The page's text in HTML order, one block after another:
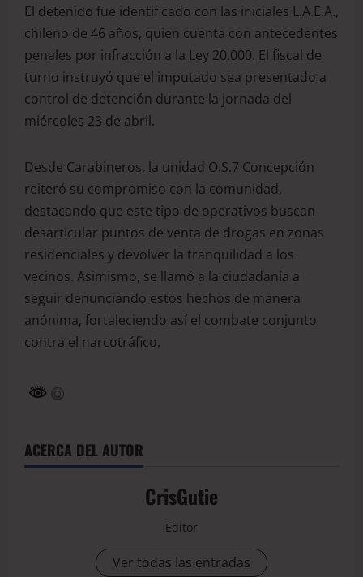
El detenido fue identificado con las iniciales L.A.E.A.,
chileno de 46 años, quien cuenta con antecedentes
penales por infracción a la Ley 20.000. El fiscal de
turno instruyó que el imputado sea presentado a
control de detención durante la jornada del
miércoles 23 de abril.
Desde Carabineros, la unidad O.S.7 Concepción
reiteró su compromiso con la comunidad,
destacando que este tipo de operativos buscan
desarticular puntos de venta de drogas en zonas
residenciales y devolver la tranquilidad a los
vecinos. Asimismo, se llamó a la ciudadanía a
seguir denunciando estos hechos de manera
anónima, fortaleciendo así el combate conjunto
contra el narcotráfico.
ACERCA DEL AUTOR
CrisGutie
Editor
Ver todas las entradas